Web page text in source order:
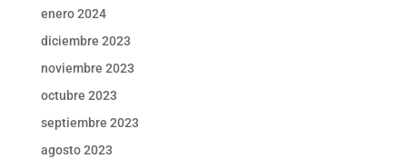
enero 2024
diciembre 2023
noviembre 2023
octubre 2023
septiembre 2023
agosto 2023